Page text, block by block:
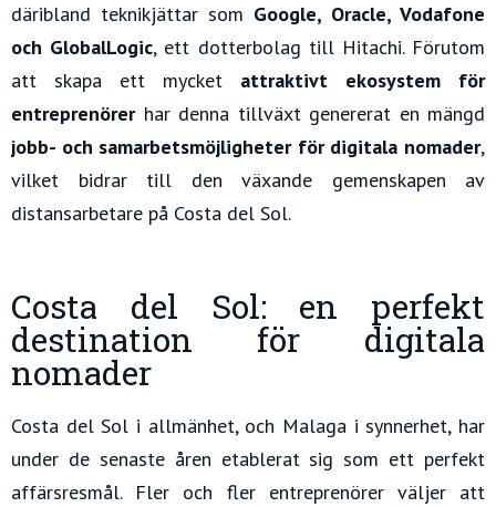
däribland teknikjättar som Google, Oracle, Vodafone
och GlobalLogic, ett dotterbolag till Hitachi. Förutom
att skapa ett mycket attraktivt ekosystem för
entreprenörerhar denna tillväxt genererat en mängd
jobb- och samarbetsmöjligheter för digitala nomader,
vilket bidrar till den växande gemenskapen av
distansarbetare på Costa del Sol.
Costa del Sol: en perfekt
destination för digitala
nomader
Costa del Sol i allmänhet, och Malaga i synnerhet, har
under de senaste åren etablerat sig som ett perfekt
affärsresmål. Fler och fler entreprenörer väljer att